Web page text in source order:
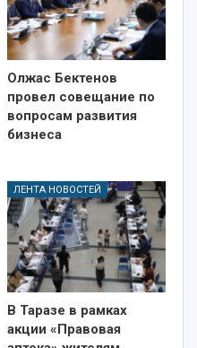
Олжас Бектенов
провел совещание по
вопросам развития
бизнеса
ЛЕНТА НОВОСТЕЙ
В Таразе в рамках
акции «Правовая